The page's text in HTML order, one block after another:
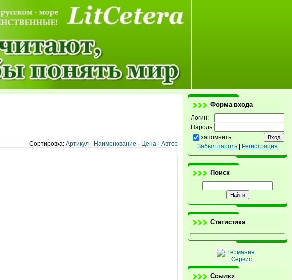
Сортировка: Артикул · Наименование · Цена · Автор
Форма входа
Логин:
Пароль:
запомнить
Забыл пароль
Регистрация
Поиск
Статистика
Ссылки